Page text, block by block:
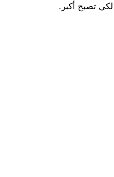
لكي تصبح أكبر.